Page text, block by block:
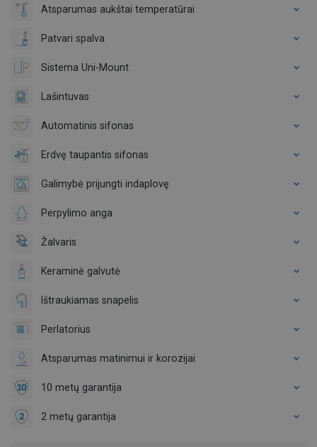
Atsparumas aukštai temperatūrai
Patvari spalva
Sistema Uni-Mount
Lašintuvas
Automatinis sifonas
Erdvę taupantis sifonas
Galimybė prijungti indaplovę
Perpylimo anga
Žalvaris
Keraminė galvutė
Ištraukiamas snapelis
Perlatorius
Atsparumas matinimui ir korozijai
10 metų garantija
2 metų garantija